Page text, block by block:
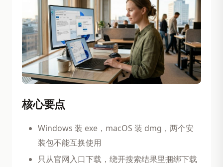
核心要点
Windows 装 exe，macOS 装 dmg，两个安
装包不能互换使用
只从官网入口下载，绕开搜索结果里捆绑下载